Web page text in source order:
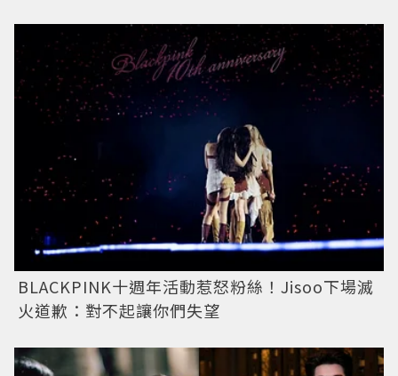
BLACKPINK十週年活動惹怒粉絲！Jisoo下場滅
火道歉：對不起讓你們失望